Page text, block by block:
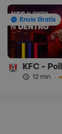
Envío Gratis
KFC -
12 min ·